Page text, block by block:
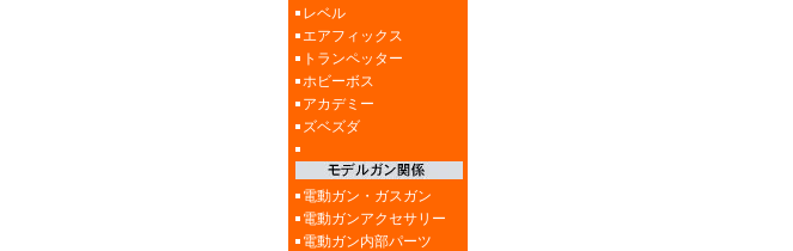
レベル
エアフィックス
トランペッター
ホビーボス
アカデミー
ズベズダ
電動ガン・ガスガン
電動ガンアクセサリー
電動ガン内部パーツ